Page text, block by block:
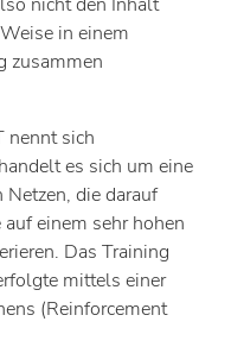
in einem
zusammen
nennt sich
es sich um eine
die darauf
einem sehr hohen
Das Training
mittels einer
(Reinforcement